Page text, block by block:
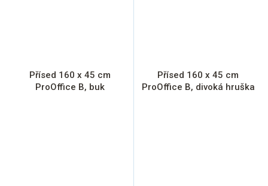
Přísed 160 x 45 cm
ProOffice B, buk
Přísed 160 x 45 cm
ProOffice B, divoká hruška